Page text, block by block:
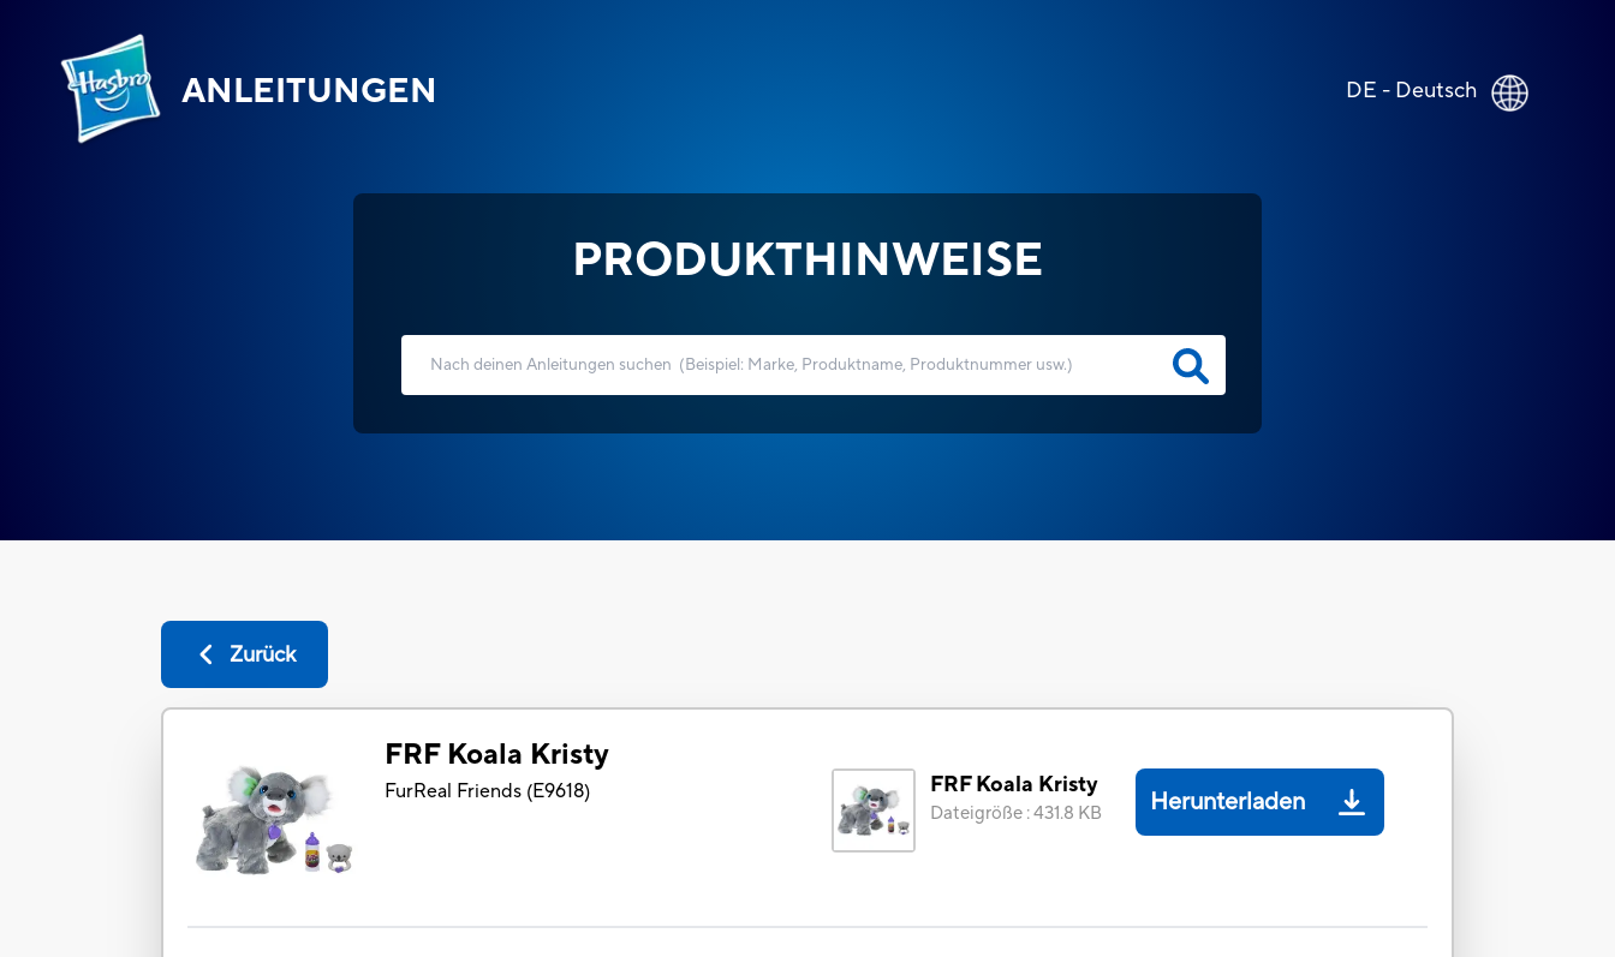
ANLEITUNGEN DE - Deutsch
PRODUKTHINWEISE
Zurück
FRF Koala Kristy
FurReal Friends (E9618) FRF Koala Kristy
Dateigröße:431.8 KB Herunterladen